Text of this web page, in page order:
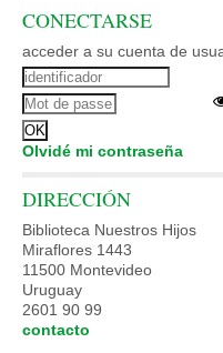
CONECTARSE
acceder a su cuenta de
Olvidé mi contraseña
DIRECCIÓN
Biblioteca Nuestros Hijos
Miraflores 1443
11500 Montevideo
Uruguay
2601 90 99
contacto